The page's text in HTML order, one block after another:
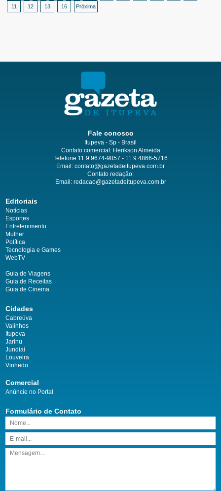
11
12 13 16 Próxima
Fale conosco
Itupeva - Sp - Brasil
Contato comercial: Herikson Almeida
Telefone 11 9.9674-9857 - 11 9.4866-5716
Email: contato@gazetadeitupeva.com.br
Contato redação:
Email: redacao@gazetadeitupeva.com.br
Editoriais
Notícias
Esportes
Entretenimento
Mulher
Política
Tecnologia e Games
WebTV
Guia de Viagens
Guia de Receitas
Guia de Cinema
Cidades
Cabreúva
Valinhos
Itupeva
Jarinu
Jundiaí
Louveira
Vinhedo
Comercial
Anúncie no Portal
Formulário de Contato